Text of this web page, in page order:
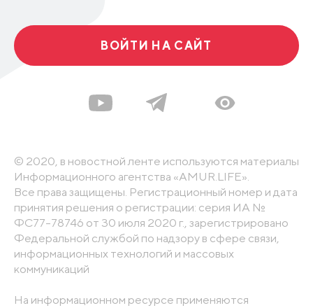
ВОЙТИ НА САЙТ
© 2020, в новостной ленте используются материалы
Информационного агентства «AMUR.LIFE».
Все права защищены. Регистрационный номер и дата
принятия решения о регистрации: серия ИА №
ФС77-78746 от 30 июля 2020 г., зарегистрировано
Федеральной службой по надзору в сфере связи,
информационных технологий и массовых
коммуникаций
На информационном ресурсе применяются